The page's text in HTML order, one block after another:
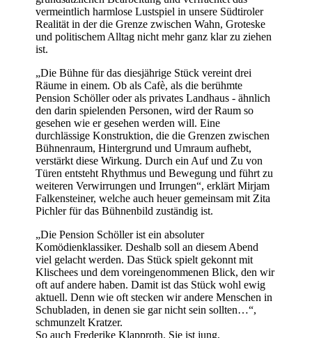
vermeintlich harmlose Lustspiel in unsere Südtiroler
Realität in der die Grenze zwischen Wahn, Groteske
und politischem Alltag nicht mehr ganz klar zu ziehen
ist.
„Die Bühne für das diesjährige Stück vereint drei
Räume in einem. Ob als Cafè, als die berühmte
Pension Schöller oder als privates Landhaus - ähnlich
den darin spielenden Personen, wird der Raum so
gesehen wie er gesehen werden will. Eine
durchlässige Konstruktion, die die Grenzen zwischen
Bühnenraum, Hintergrund und Umraum aufhebt,
verstärkt diese Wirkung. Durch ein Auf und Zu von
Türen entsteht Rhythmus und Bewegung und führt zu
weiteren Verwirrungen und Irrungen“, erklärt Mirjam
Falkensteiner, welche auch heuer gemeinsam mit Zita
Pichler für das Bühnenbild zuständig ist.
„Die Pension Schöller ist ein absoluter
Komödienklassiker. Deshalb soll an diesem Abend
viel gelacht werden. Das Stück spielt gekonnt mit
Klischees und dem voreingenommenen Blick, den wir
oft auf andere haben. Damit ist das Stück wohl ewig
aktuell. Denn wie oft stecken wir andere Menschen in
Schubladen, in denen sie gar nicht sein sollten…“,
schmunzelt Kratzer.
So auch Frederike Klapproth. Sie ist jung,